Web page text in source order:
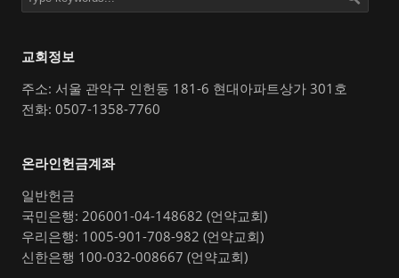
교회정보
주소: 서울 관악구 인헌동 181-6 현대아파트상가 301호
전화: 0507-1358-7760
온라인헌금계좌
일반헌금
국민은행: 206001-04-148682 (언약교회)
우리은행: 1005-901-708-982 (언약교회)
신한은행 100-032-008667 (언약교회)